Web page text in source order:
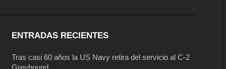
ENTRADAS RECIENTES
Tras casi 60 años la US Navy retira del servicio al C-2
Greyhound